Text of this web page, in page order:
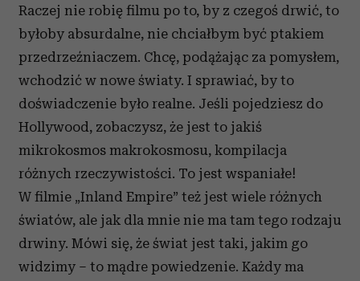
Raczej nie robię filmu po to, by z czegoś drwić, to
byłoby absurdalne, nie chciałbym być ptakiem
przedrzeźniaczem. Chcę, podążając za pomysłem,
wchodzić w nowe światy. I sprawiać, by to
doświadczenie było realne. Jeśli pojedziesz do
Hollywood, zobaczysz, że jest to jakiś
mikrokosmos makrokosmosu, kompilacja
różnych rzeczywistości. To jest wspaniałe!
W filmie „Inland Empire” też jest wiele różnych
światów, ale jak dla mnie nie ma tam tego rodzaju
drwiny. Mówi się, że świat jest taki, jakim go
widzimy – to mądre powiedzenie. Każdy ma